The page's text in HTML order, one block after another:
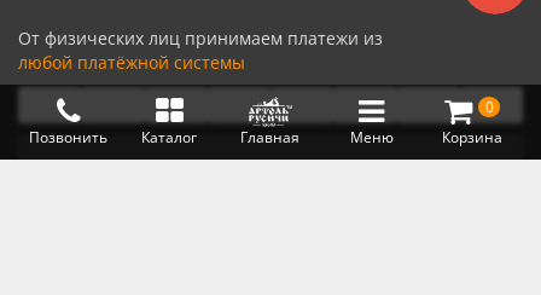
Меню
Позвонить Каталог Главная
0
Корзина
От физических лиц принимаем платежи из
любой платёжной системы